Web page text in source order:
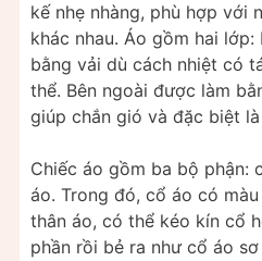
kế nhẹ nhàng, phù hợp với
khác nhau. Áo gồm hai
bằng vải dù cách nhiệt có
thể. Bên ngoài được làm
giúp chắn gió và đặc biệt
Chiếc áo gồm ba bộ phận:
áo. Trong đó, cổ áo có
thân áo, có thể kéo kín cổ
phần rồi bẻ ra như cổ áo